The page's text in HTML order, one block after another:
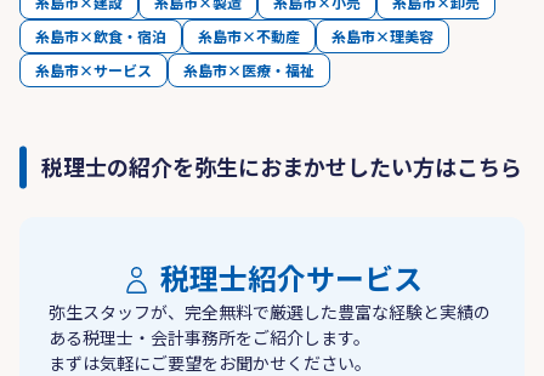
糸島市×飲食・宿泊
糸島市×不動産
糸島市×理美容
糸島市×サービス
糸島市×医療・福祉
税理士の紹介を弥生におまかせしたい方はこちら
税理士紹介サービス
弥生スタッフが、完全無料で厳選した豊富な経験と実績の
ある税理士・会計事務所をご紹介します。
まずは気軽にご要望をお聞かせください。